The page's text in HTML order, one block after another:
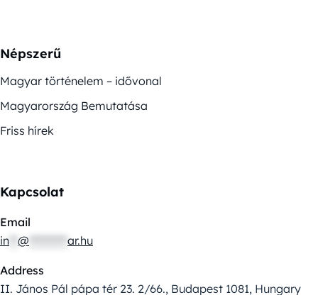
Népszerű
Magyar történelem – idővonal
Magyarország Bemutatása
Friss hírek
Kapcsolat
Email
in @ ar.hu
Address
II. János Pál pápa tér 23. 2/66., Budapest 1081, Hungary